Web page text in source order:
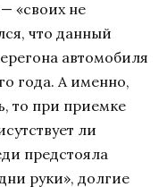
«своих не
что данный
автомобиля
года. А именно,
то при приемке
ли
предстояла
руки», долгие